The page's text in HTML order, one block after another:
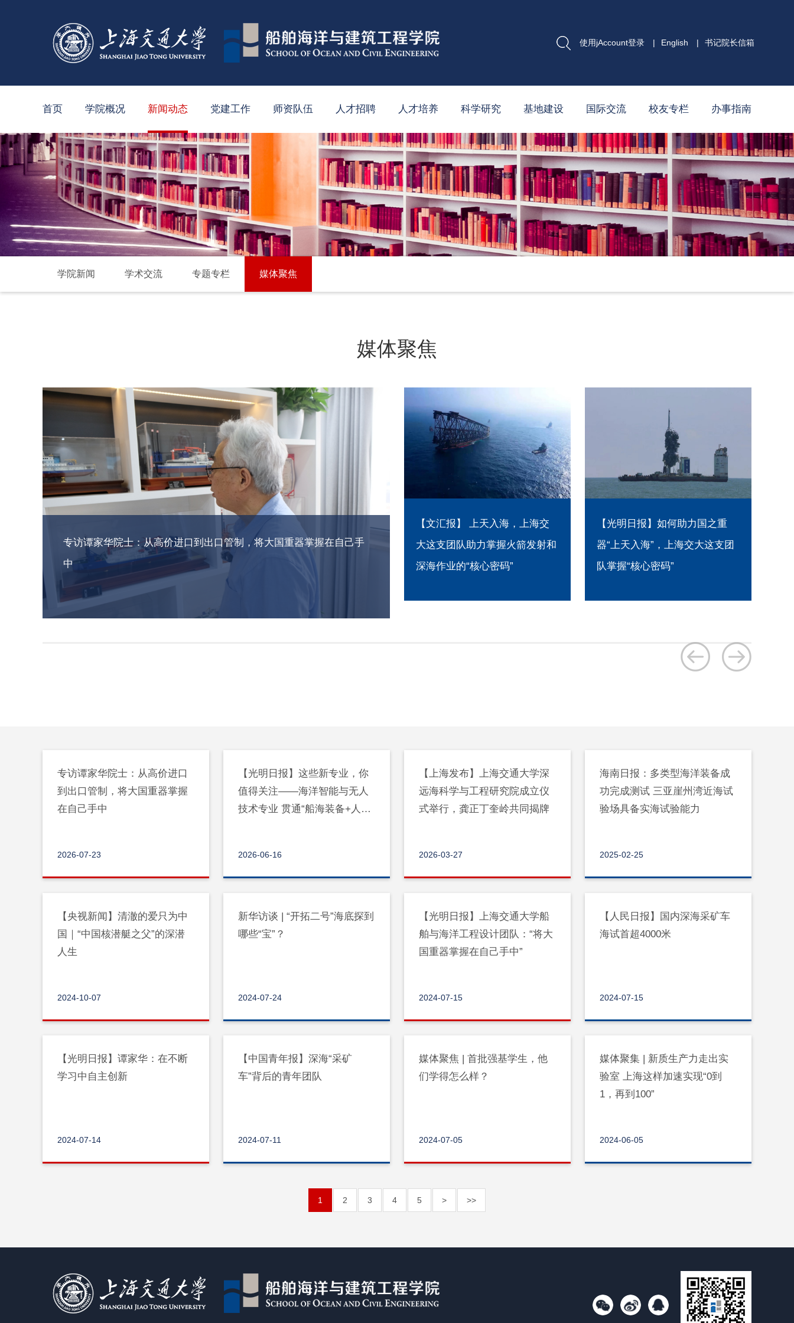
使用jAccount登录 | English | 书记院长信箱
首页 学院概况 新闻动态 党建工作 师资队伍 人才招聘 人才培养 科学研究 基地建设 国际交流 校友专栏 办事指南
学院新闻 学术交流 专题专栏 媒体聚焦
媒体聚焦
专访谭家华院士：从高价进口到出口管制，将大国重器掌握在自己手
中
大这支团队助力掌握火箭发射和
深海作业的“核心密码”
【文汇报】 上天入海，上海交
大这支团队助力掌握火箭发射和
【光明日报】如何助力国之重
器“上天入海”，上海交大这支团
队掌握“核心密码”
【上观新闻】大船射火箭“一箭
多星”，导管架深入海上油田，
海工团队助推巨无霸上天入海
专访谭家华院士：从高价进口
到出口管制，将大国重器掌握
在自己手中
2026-07-23
【光明日报】这些新专业，你
值得关注——海洋智能与无人
技术专业 贯通“船海装备+人工
2026-06-16
【上海发布】上海交通大学深
远海科学与工程研究院成立仪
式举行，龚正丁奎岭共同揭牌
2026-03-27
海南日报：多类型海洋装备成
功完成测试 三亚崖州湾近海试
验场具备实海试验能力
2025-02-25
【央视新闻】清澈的爱只为中
国｜“中国核潜艇之父”的深潜
人生
2024-10-07
新华访谈 | “开拓二号”海底探到
哪些“宝”？
2024-07-24
【光明日报】上海交通大学船
舶与海洋工程设计团队：“将大
国重器掌握在自己手中”
2024-07-15
【人民日报】国内深海采矿车
海试首超4000米
2024-07-15
【光明日报】谭家华：在不断
学习中自主创新
2024-07-14
【中国青年报】深海“采矿
车”背后的青年团队
2024-07-11
媒体聚焦 | 首批强基学生，他
们学得怎么样？
2024-07-05
媒体聚集 | 新质生产力走出实
验室 上海这样加速实现“0到
1，再到100”
2024-06-05
1 2 3 4 5 > >>